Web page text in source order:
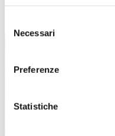
delNecessari
Preferenze
Statistiche
TUTTE LE CATEGORIE